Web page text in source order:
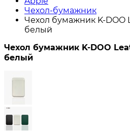
Чехол-бумажник
Чехол бумажник K-DOO
белый
Чехол бумажник K-DOO
белый